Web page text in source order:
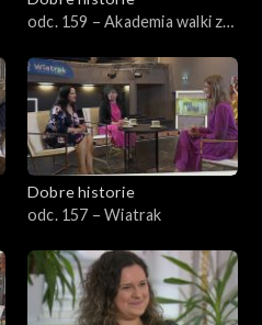
odc. 159 – Akademia walki z
Dobre historie
odc. 157 – Wiatrak